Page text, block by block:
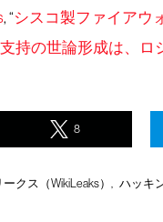
, “シスコ製ファイアウ
持の世論形成は、ロ
8
クス（WikiLeaks） ハッキ